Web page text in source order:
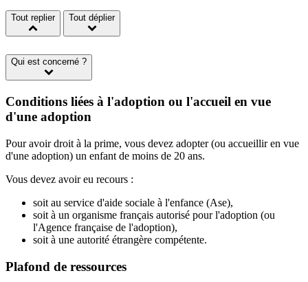
Tout replier Tout déplier
Qui est concerné ?
Conditions liées à l'adoption ou l'accueil en vue
d'une adoption
Pour avoir droit à la prime, vous devez adopter (ou accueillir en vue
d'une adoption) un enfant de moins de 20 ans.
Vous devez avoir eu recours :
soit au service d'aide sociale à l'enfance (Ase),
soit à un organisme français autorisé pour l'adoption (ou
l'Agence française de l'adoption),
soit à une autorité étrangère compétente.
Plafond de ressources